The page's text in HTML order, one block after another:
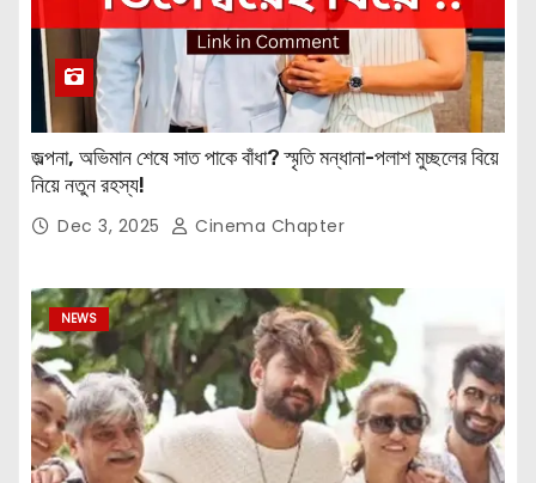
জল্পনা, অভিমান শেষে সাত পাকে বাঁধা? স্মৃতি মন্ধানা-পলাশ মুচ্ছলের বিয়ে
নিয়ে নতুন রহস্য!
Dec 3, 2025 Cinema Chapter
NEWS